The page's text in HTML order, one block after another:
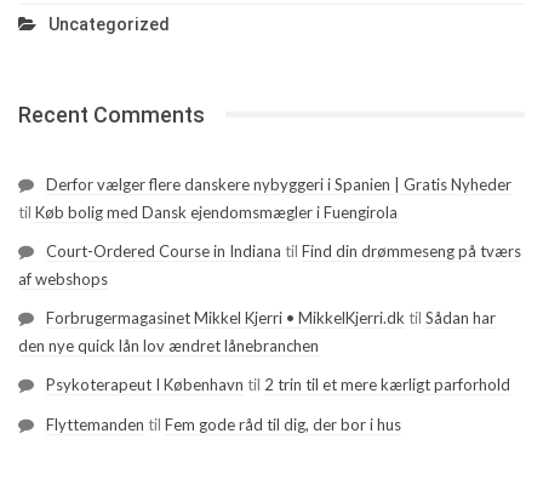
Uncategorized
Recent Comments
Derfor vælger flere danskere nybyggeri i Spanien | Gratis Nyheder
til Køb bolig med Dansk ejendomsmægler i Fuengirola
Court-Ordered Course in Indiana til Find din drømmeseng på tværs
af webshops
Forbrugermagasinet Mikkel Kjerri • MikkelKjerri.dk til Sådan har
den nye quick lån lov ændret lånebranchen
Psykoterapeut I København til 2 trin til et mere kærligt parforhold
Flyttemanden til Fem gode råd til dig, der bor i hus